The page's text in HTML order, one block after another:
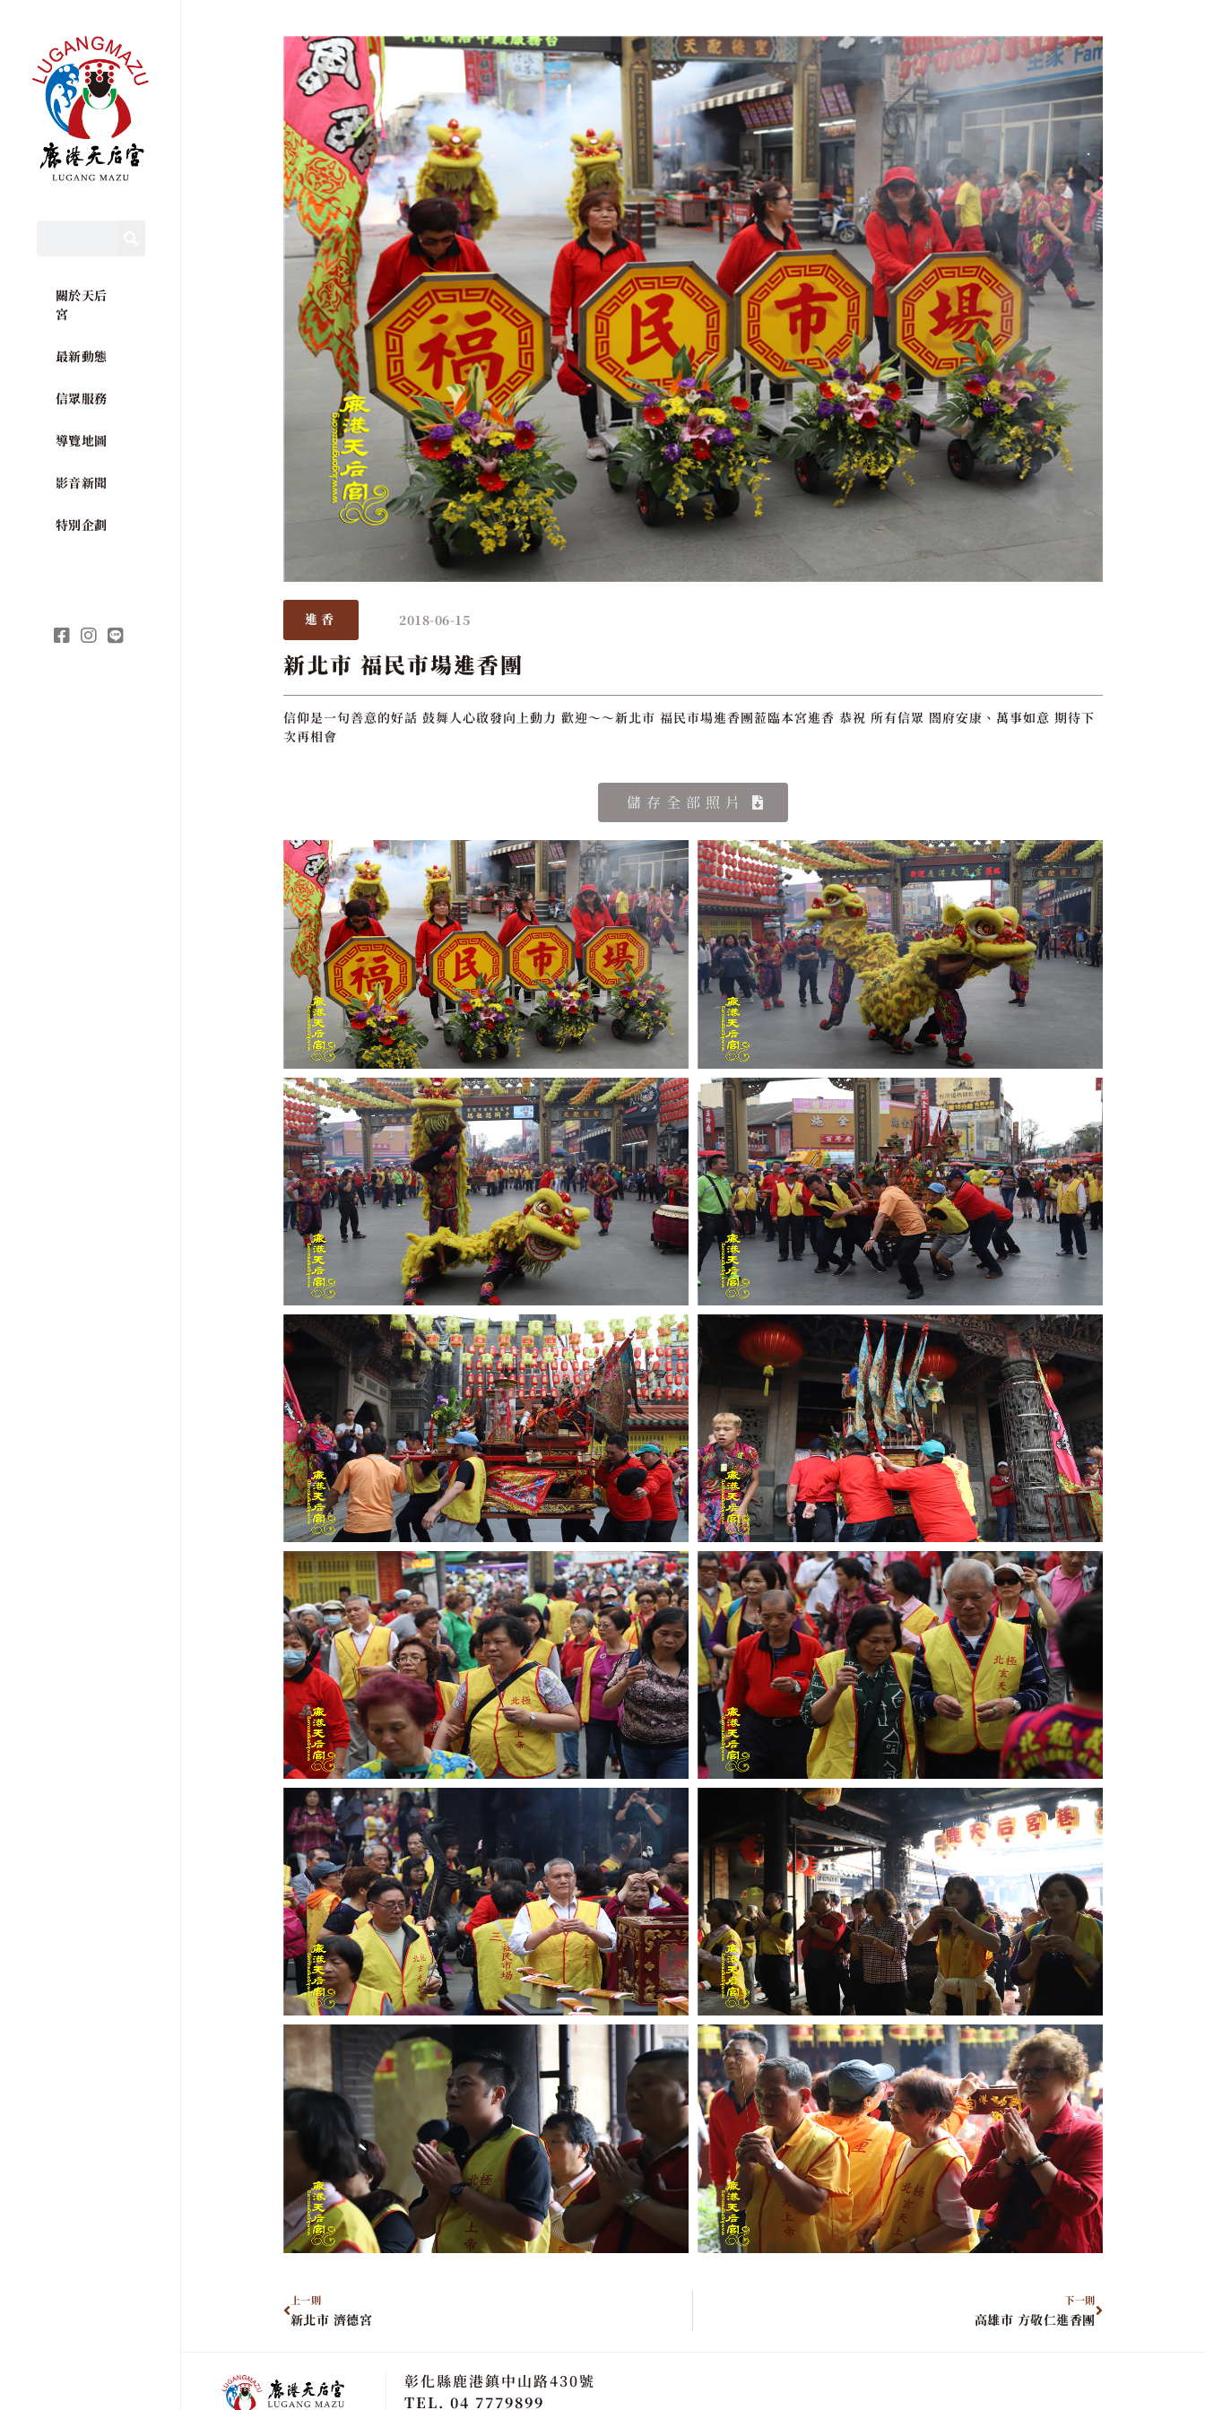
關於天后
宮
最新動態
信眾服務
導覽地圖
影音新聞
特別企劃
進香 2018-06-15
新北市 福民市場進香團
信仰是一句善意的好話 鼓舞人心啟發向上動力 歡迎～～新北市 福民市場進香團蒞臨本宮進香 恭祝 所有信眾 閤府安康、萬事如意 期待下
次再相會
儲存全部照片
上一則
新北市 濟德宮
下一則
高雄市 方敬仁進香團
彰化縣鹿港鎮中山路430號
TEL. 04 7779899